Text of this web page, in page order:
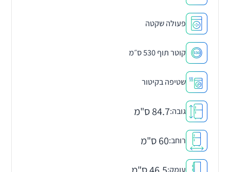
פעולה שקטה
קוטר תוף 530 ס״מ
שטיפה בקיטור
גובה:84.7 ס"מ
רוחב:60 ס"מ
עומק: